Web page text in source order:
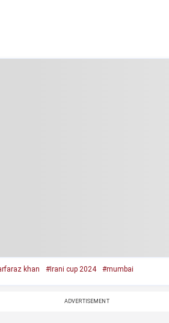
khan #Irani cup 2024 #mumbai
ADVERTISEMENT